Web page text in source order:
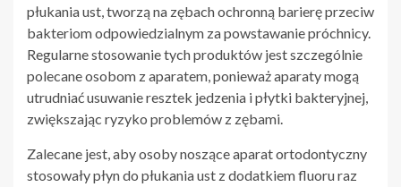
płukania ust, tworzą na zębach ochronną barierę przeciw
bakteriom odpowiedzialnym za powstawanie próchnicy.
Regularne stosowanie tych produktów jest szczególnie
polecane osobom z aparatem, ponieważ aparaty mogą
utrudniać usuwanie resztek jedzenia i płytki bakteryjnej,
zwiększając ryzyko problemów z zębami.
Zalecane jest, aby osoby noszące aparat ortodontyczny
stosowały płyn do płukania ust z dodatkiem fluoru raz